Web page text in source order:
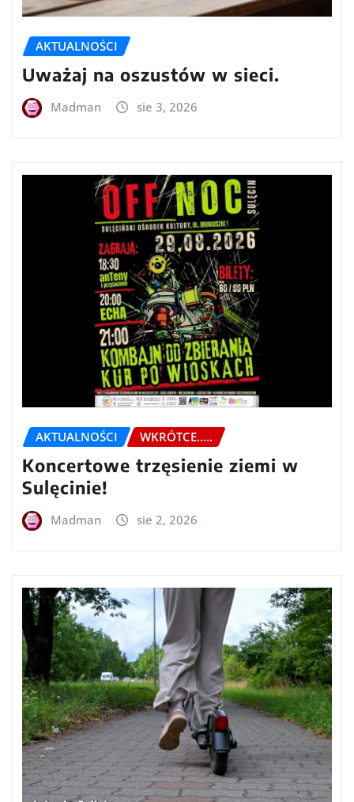
AKTUALNOŚCI
Uważaj na oszustów w sieci.
Madman sie 3, 2026
AKTUALNOŚCI WKRÓTCE.....
Koncertowe trzęsienie ziemi w
Sulęcinie!
Madman sie 2, 2026